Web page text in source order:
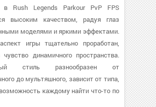
в Rush Legends Parkour PvP FPS
высоким качеством, радуя глаз
моделями и яркими эффектами.
игры тщательно проработан,
чувство динамичного пространства.
стиль разнообразен от
до мультяшного, зависит от типа,
каждому найти что-то по